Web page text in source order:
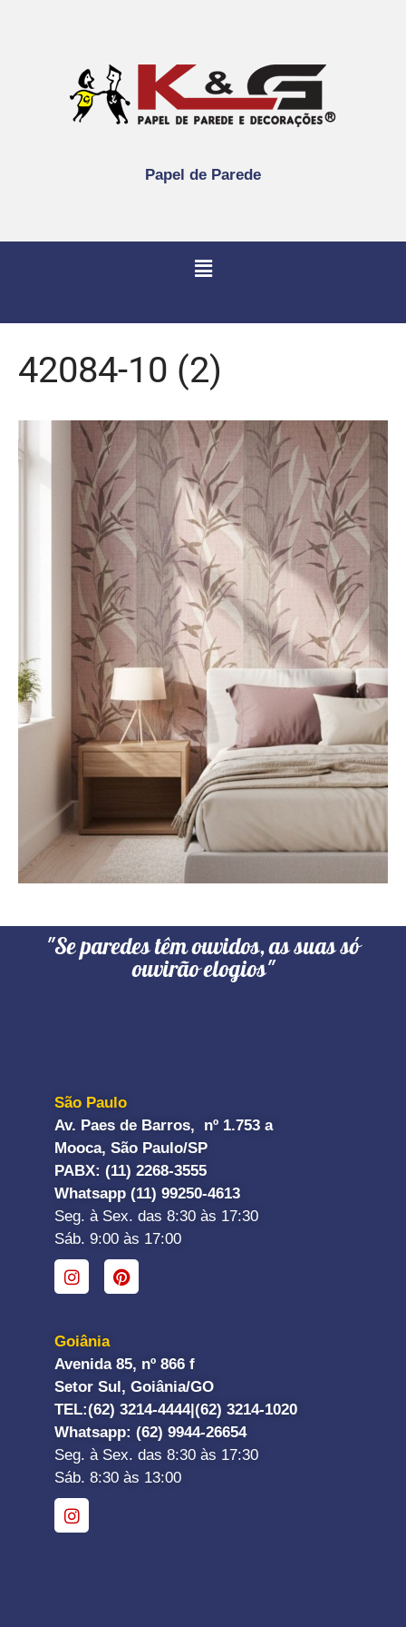
Papel de Parede
42084-10 (2)
"Se paredes têm ouvidos, as suas só
ouvirão elogios"
São Paulo
Av. Paes de Barros, nº 1.753 a
Mooca, São Paulo/SP
PABX: (11) 2268-3555
Whatsapp (11) 99250-4613
Seg. à Sex. das 8:30 às 17:30
Sáb. 9:00 às 17:00
Goiânia
Avenida 85, nº 866 f
Setor Sul, Goiânia/GO
TEL:(62) 3214-4444|(62) 3214-1020
Whatsapp: (62) 9944-26654
Seg. à Sex. das 8:30 às 17:30
Sáb. 8:30 às 13:00